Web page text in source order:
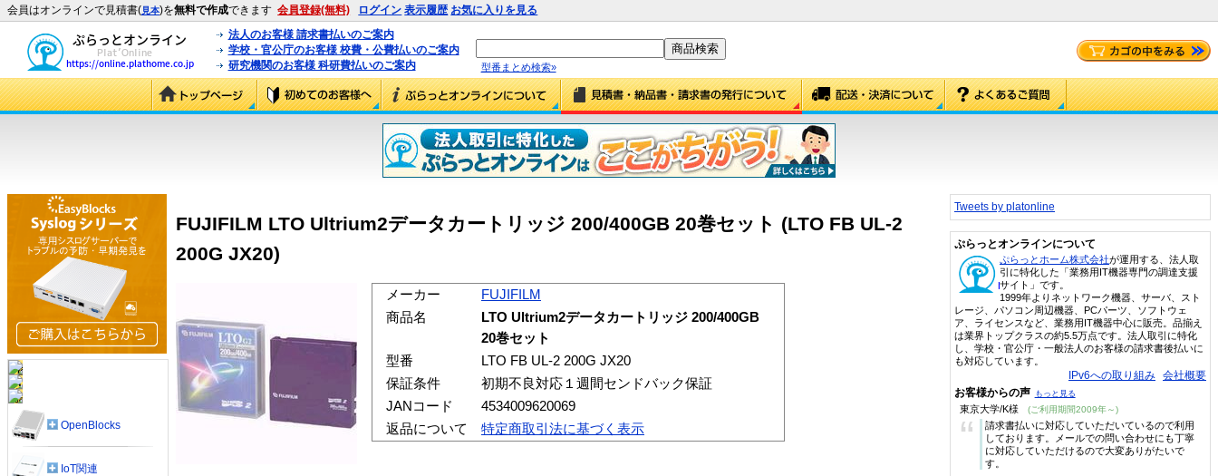
会員はオンラインで見積書(見本)を無料で作成できます 会員登録(無料) ログイン 表示履歴 お気に入りを見る
法人のお客様 請求書払いのご案内
学校・官公庁のお客様 校費・公費払いのご案内
研究機関のお客様 科研費払いのご案内
型番まとめ検索»
FUJIFILM LTO Ultrium2データカートリッジ 200/400GB 20巻セット (LTO FB UL-2
200G JX20)
メーカー
FUJIFILM
商品名
LTO Ultrium2データカートリッジ 200/400GB
20巻セット
型番
LTO FB UL-2 200G JX20
保証条件
初期不良対応１週間センドバック保証
JANコード
4534009620069
返品について
特定商取引法に基づく表示
OpenBlocks
IoT関連
Tweets by platonline
ぷらっとオンラインについて
ぷらっとホーム株式会社が運用する、法人取
引に特化した「業務用IT機器専門の調達支援
サイト」です。
1999年よりネットワーク機器、サーバ、スト
レージ、パソコン周辺機器、PCパーツ、ソフトウェ
ア、ライセンスなど、業務用IT機器中心に販売。品揃え
は業界トップクラスの約5.5万点です。法人取引に特化
し、学校・官公庁・一般法人のお客様の請求書後払いに
も対応しています。
IPv6への取り組み 会社概要
お客様からの声 もっと見る
東京大学/K様 (ご利用期間2009年～)
“
請求書払いに対応していただいているので利用
しております。メールでの問い合わせにも丁寧
に対応していただけるので大変ありがたいで
す。